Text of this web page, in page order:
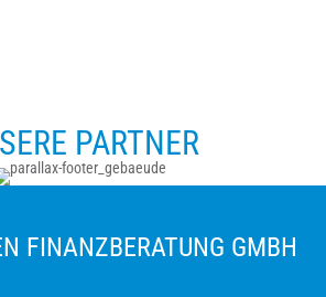
PARTNER
FINANZBERATUNG GMBH